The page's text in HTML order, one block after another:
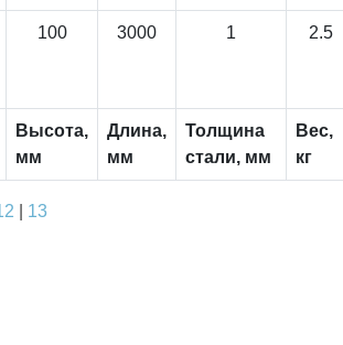
100 3000 1 2.5
Высота,
мм
Длина,
мм
Толщина
стали, мм
Вес,
кг
13